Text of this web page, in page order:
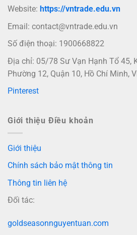
Website: https://vntrade.edu.vn
Email: contact@vntrade.edu.vn
Số điện thoại: 1900668822
Địa chỉ: 05/78 Sư Vạn Hạnh Tổ 45,
Phường 12, Quận 10, Hồ Chí Minh,
Pinterest
Giới thiệu Điều khoản
Giới thiệu
Chính sách bảo mật thông tin
Thông tin liên hệ
Đối tác:
goldseasonnguyentuan.com